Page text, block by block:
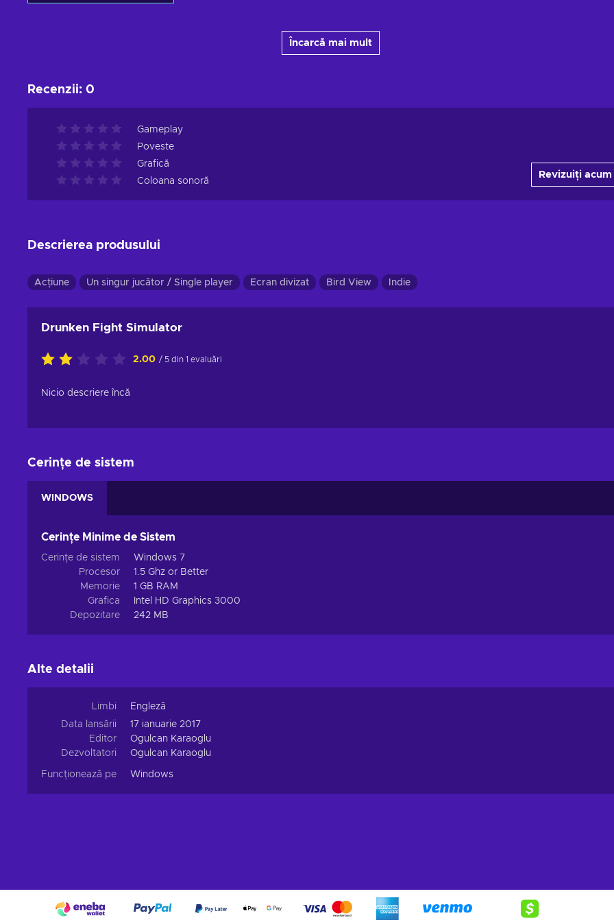
Încarcă mai mult
Recenzii: 0
Gameplay
Poveste
Grafică
Coloana sonoră
Revizuiți acum
Descrierea produsului
Acțiune Un singur jucător / Single player Ecran divizat Bird View Indie
Drunken Fight Simulator
2.00 / 5 din 1 evaluări
Nicio descriere încă
Cerințe de sistem
WINDOWS
Cerințe Minime de Sistem
Cerințe de sistem
Windows 7
Procesor
1.5 Ghz or Better
Memorie
1 GB RAM
Grafica
Intel HD Graphics 3000
Depozitare
242 MB
Alte detalii
Limbi
Engleză
Data lansării
17 ianuarie 2017
Editor
Ogulcan Karaoglu
Dezvoltatori
Ogulcan Karaoglu
Funcționează pe Windows